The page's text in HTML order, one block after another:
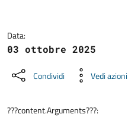
Data:
03 ottobre 2025
Condividi Vedi azioni
???content.Arguments???: